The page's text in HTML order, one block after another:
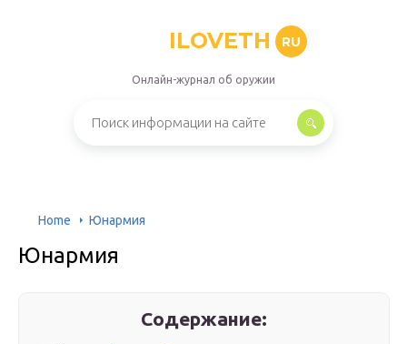
ILOVETH RU
Онлайн-журнал об оружии
Home Юнармия
Юнармия
Содержание: